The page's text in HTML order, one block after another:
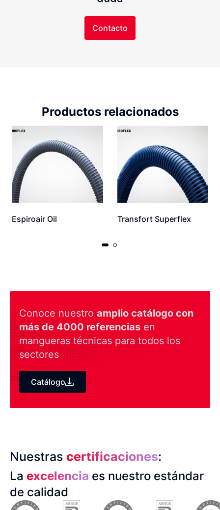
Contacto
Productos relacionados
Espiroair Oil Transfort Superflex
Conoce nuestro amplio catálogo con
más de 4000 referencias en
mangueras técnicas para todos los
sectores
Catálogo
Nuestras certificaciones:
La excelencia es nuestro estándar
de calidad